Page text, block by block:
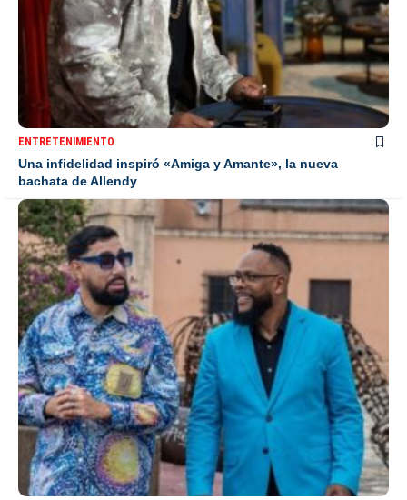
ENTRETENIMIENTO
Una infidelidad inspiró «Amiga y Amante», la nueva
bachata de Allendy